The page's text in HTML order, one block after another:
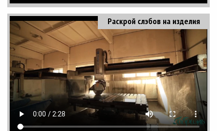
Раскрой слэбов на изделия